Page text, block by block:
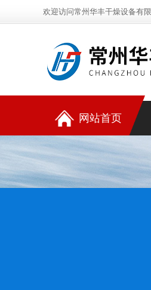
欢迎访问常州华丰干燥设备有
网站首页